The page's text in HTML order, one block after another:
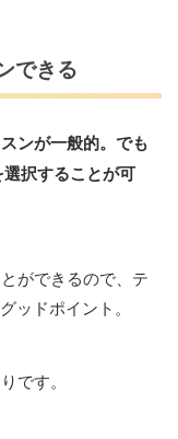
できる
ンが一般的。でも
択することが可
ができるので、テ
ッドポイント。
です。